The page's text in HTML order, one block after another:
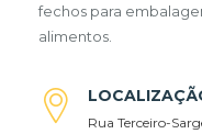
fechos para
alimentos.
Rua Terceiro-